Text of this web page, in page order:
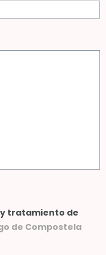
tratamiento de
de Compostela